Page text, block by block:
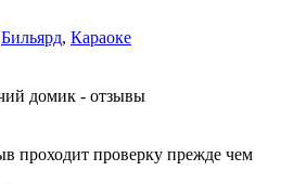
Бильярд, Караоке
домик - отзывы
проходит проверку прежде чем